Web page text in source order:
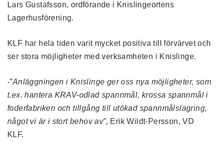
Lars Gustafsson, ordförande i Knislingeortens
Lagerhusförening.
KLF har hela tiden varit mycket positiva till förvärvet och
ser stora möjligheter med verksamheten i Knislinge.
-”Anläggningen i Knislinge ger oss nya möjligheter, som
t.ex. hantera KRAV-odlad spannmål, krossa spannmål i
foderfabriken och tillgång till utökad spannmålslagring,
något vi är i stort behov av”, Erik Wildt-Persson, VD
KLF.